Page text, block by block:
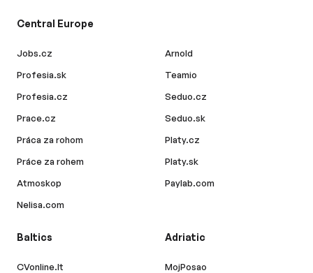
Central Europe
Jobs.cz
Profesia.sk
Profesia.cz
Prace.cz
Práca za rohom
Práce za rohem
Atmoskop
Nelisa.com
Arnold
Teamio
Seduo.cz
Seduo.sk
Platy.cz
Platy.sk
Paylab.com
Baltics
CVonline.lt
Adriatic
MojPosao